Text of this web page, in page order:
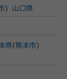
) 山口県
県(熊本市)